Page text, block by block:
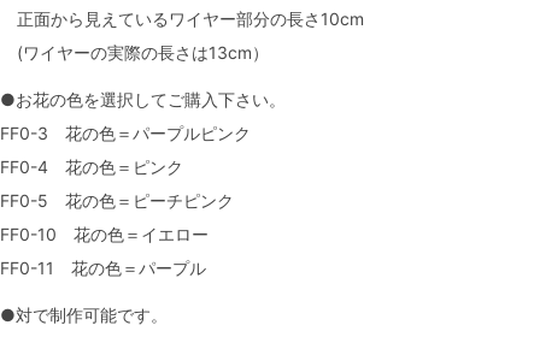
正面から見えているワイヤー部分の長さ10cm
(ワイヤーの実際の長さは13cm）
●お花の色を選択してご購入下さい。
FF0-3 花の色＝パープルピンク
FF0-4 花の色＝ピンク
FF0-5 花の色＝ピーチピンク
FF0-10 花の色＝イエロー
FF0-11 花の色＝パープル
●対で制作可能です。